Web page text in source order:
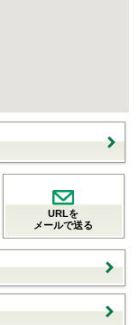
URLを
メールで送る